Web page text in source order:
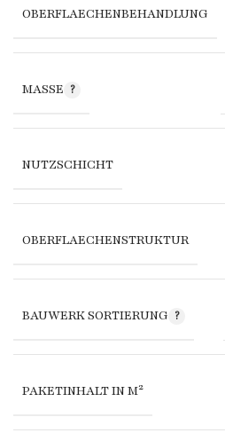
OBERFLAECHENBEHANDLUNG
MASSE
NUTZSCHICHT
OBERFLAECHENSTRUKTUR
BAUWERK SORTIERUNG
PAKETINHALT IN M²